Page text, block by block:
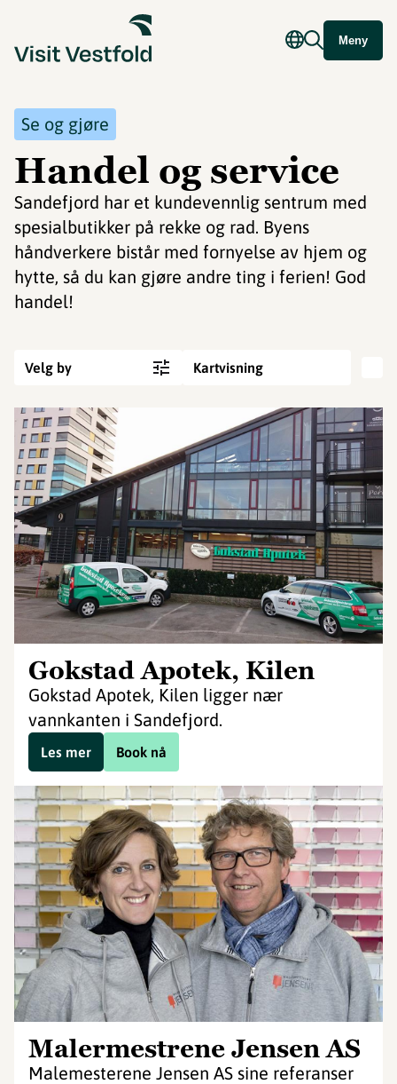
Meny
Se og gjøre
Handel og service
Sandefjord har et kundevennlig sentrum med
spesialbutikker på rekke og rad. Byens
håndverkere bistår med fornyelse av hjem og
hytte, så du kan gjøre andre ting i ferien! God
handel!
Velg by Kartvisning
Gokstad Apotek, Kilen
Gokstad Apotek, Kilen ligger nær
vannkanten i Sandefjord.
Book nå
Les mer
Malermestrene Jensen AS
Malemesterene Jensen AS sine referanser